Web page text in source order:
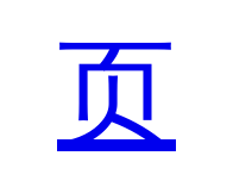
页